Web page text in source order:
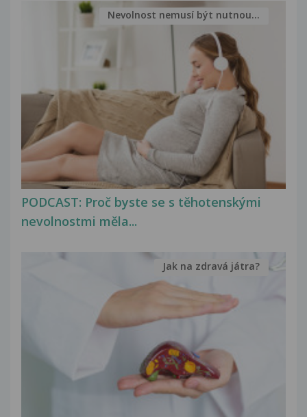
PODCAST: Proč byste se s těhotenskými
nevolnostmi měla...
Nevolnost nemusí být nutnou...
Jak na zdravá játra?